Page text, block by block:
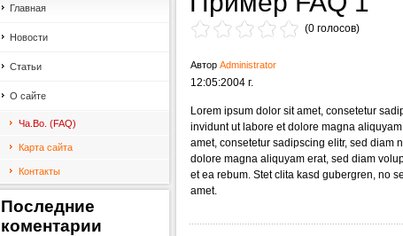
(0 голосов)
Автор Administrator
12:05:2004 г.
Lorem ipsum dolor sit amet, consetetur
invidunt ut labore et dolore magna
amet, consetetur sadipscing elitr, sed diam
dolore magna aliquyam erat, sed diam
et ea rebum. Stet clita kasd gubergren, no
amet.
Главная
Новости
Статьи
О сайте
Ча.Во. (FAQ)
Карта сайта
Контакты
Последние
коментарии